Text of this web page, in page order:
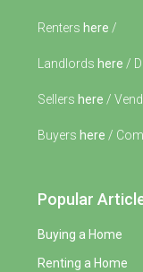
Renters here /
Landlords here /
Sellers here /
Buyers here /
Popular
Buying a Home
Renting a Home